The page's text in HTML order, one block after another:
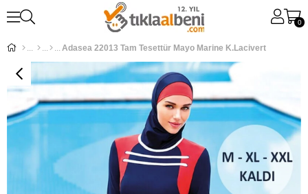
0
Adasea 22013 Tam Tesettür Mayo Marine K.Lacivert